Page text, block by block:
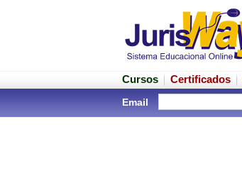
Cursos Certificados
Email